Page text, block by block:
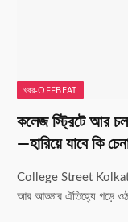
খবর-OFFBEAT
কলেজ স্ট্রিটে আর
—হারিয়ে যাবে কি
College Street
আর আড্ডার ঐতিহ্যে গড়ে